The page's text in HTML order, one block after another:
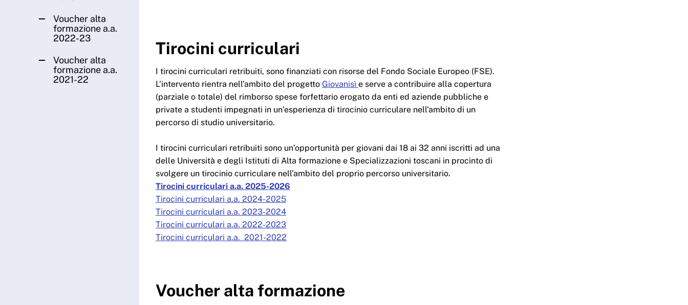
Voucher alta
formazione a.a.
2022-23
Voucher alta
formazione a.a.
2021-22
Tirocini curriculari
I tirocini curriculari retribuiti, sono finanziati con risorse del Fondo Sociale Europeo (FSE).
L’intervento rientra nell’ambito del progetto Giovanisì e serve a contribuire alla copertura
(parziale o totale) del rimborso spese forfettario erogato da enti ed aziende pubbliche e
private a studenti impegnati in un’esperienza di tirocinio curriculare nell’ambito di un
percorso di studio universitario.
I tirocini curriculari retribuiti sono un’opportunità per giovani dai 18 ai 32 anni iscritti ad una
delle Università e degli Istituti di Alta formazione e Specializzazioni toscani in procinto di
svolgere un tirocinio curriculare nell’ambito del proprio percorso universitario.
Tirocini curriculari a.a. 2025-2026
Tirocini curriculari a.a. 2024-2025
Tirocini curriculari a.a. 2023-2024
Tirocini curriculari a.a. 2022-2023
Tirocini curriculari a.a. 2021-2022
Voucher alta formazione